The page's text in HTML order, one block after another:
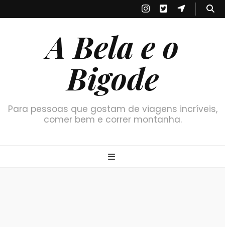
A Bela e o
Bigode
Para pessoas que gostam de viagens incríveis,
comer bem e correr montanha.